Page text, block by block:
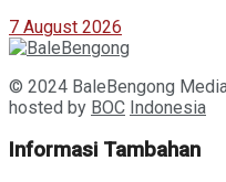
7 August 2026
© 2024 BaleBengong
hosted by BOC Indonesia
Informasi Tambahan